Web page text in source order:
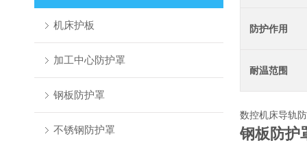
机床护板
加工中心防护罩
钢板防护罩
不锈钢防护罩
防护作用
耐温范围
数控机床导轨
钢板防